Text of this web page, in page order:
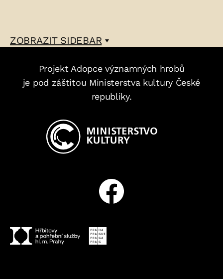
ZOBRAZITSIDEBAR
Projekt Adopce významných hrobů
je pod záštitou Ministerstva kultury České
republiky.
Facebook